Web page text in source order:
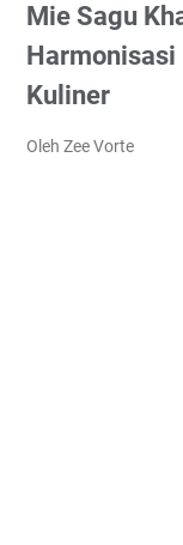
Mie Sagu
Harmonisasi
Kuliner
Oleh Zee Vorte